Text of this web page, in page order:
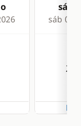
sáb
sáb 05
2